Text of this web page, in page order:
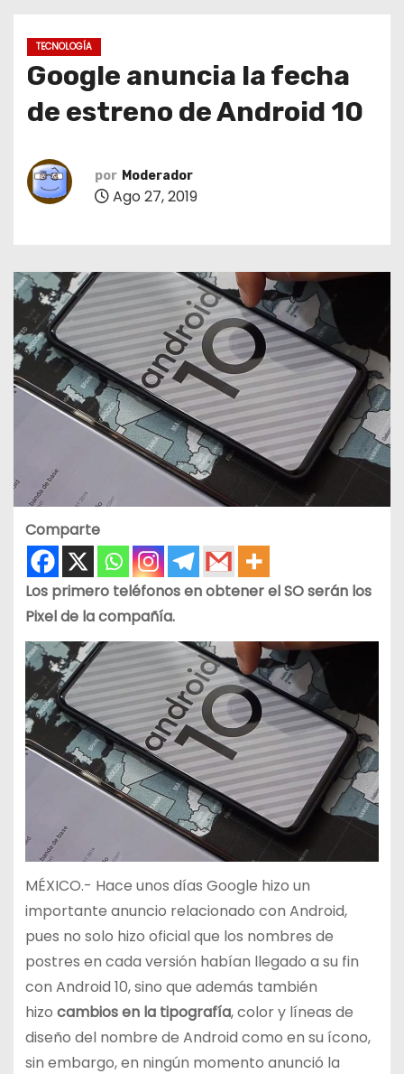
TECNOLOGÍA
Google anuncia la fecha
de estreno de Android 10
por Moderador
Ago 27, 2019
Comparte
Los primero teléfonos en obtener el SO serán los
Pixel de la compañía.
MÉXICO.- Hace unos días Google hizo un
importante anuncio relacionado con Android,
pues no solo hizo oficial que los nombres de
postres en cada versión habían llegado a su fin
con Android 10, sino que además también
hizo cambios en la tipografía, color y líneas de
diseño del nombre de Android como en su ícono,
sin embargo, en ningún momento anunció la